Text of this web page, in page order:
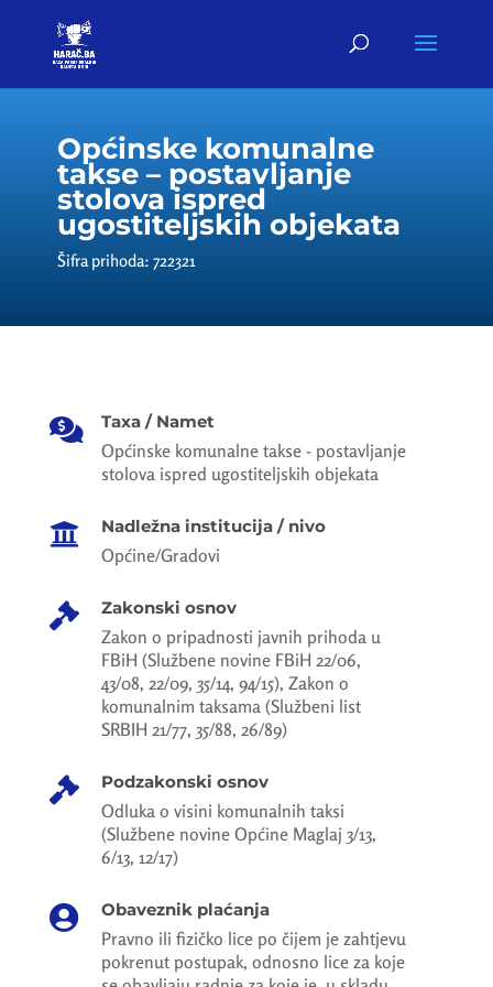
Općinske komunalne
takse – postavljanje
stolova ispred
ugostiteljskih objekata
Šifra prihoda: 722321
 Taxa / Namet
Općinske komunalne takse - postavljanje
stolova ispred ugostiteljskih objekata
 Nadležna institucija / nivo
Općine/Gradovi
 Zakonski osnov
Zakon o pripadnosti javnih prihoda u
FBiH (Službene novine FBiH 22/06,
43/08, 22/09, 35/14, 94/15), Zakon o
komunalnim taksama (Službeni list
SRBIH 21/77, 35/88, 26/89)
 Podzakonski osnov
Odluka o visini komunalnih taksi
(Službene novine Općine Maglaj 3/13,
6/13, 12/17)
 Obaveznik plaćanja
Pravno ili fizičko lice po čijem je zahtjevu
pokrenut postupak, odnosno lice za koje